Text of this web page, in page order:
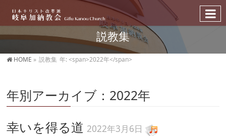
説教集
HOME » 説教集 年: <span>2022年</span>
年別アーカイブ：2022年
幸いを得る道 2022年3月6日